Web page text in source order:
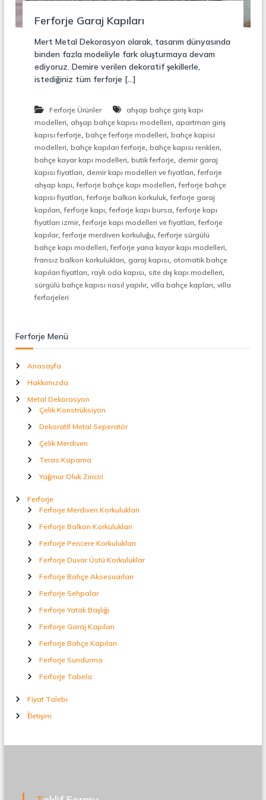
i
y
o
e
l
i
k
e
r
d
i
v
,
M
e
t
a
r
Ferforje Garaj Kapıları
Mert Metal Dekorasyon olarak, tasarım dünyasında
binden fazla modeliyle fark oluşturmaya devam
ediyoruz. Demire verilen dekoratif şekillerle,
istediğiniz tüm ferforje […]
Ferforje Ürünler
ahşap bahçe giriş kapı
modelleri, ahşap bahçe kapısı modelleri, apartman giriş
kapısı ferforje, bahçe ferforje modelleri, bahçe kapisi
modelleri, bahçe kapıları ferforje, bahçe kapısı renkleri,
bahçe kayar kapı modelleri, butik ferforje, demir garaj
kapısı fiyatları, demir kapı modelleri ve fiyatları,ferforje
ahşap kapı,ferforje bahçe kapı modelleri,ferforje bahçe
kapısı fiyatları,ferforje balkon korkuluk,ferforje garaj
kapıları,ferforje kapı,ferforje kapı bursa,ferforje kapı
fiyatları izmir,ferforje kapı modelleri ve fiyatları,ferforje
kapılar,ferforje merdiven korkuluğu,ferforje sürgülü
bahçe kapı modelleri,ferforje yana kayar kapı modelleri,
fransız balkon korkulukları, garaj kapısı, otomatik bahçe
kapıları fiyatları, raylı oda kapısı, site dış kapı modelleri,
sürgülü bahçe kapısı nasıl yapılır, villa bahçe kapları, villa
ferforjeleri
Ferforje Menü
Anasayfa
Hakkımızda
Metal Dekorasyon
Çelik Konstrüksiyon
Dekoratif Metal Seperatör
Çelik Merdiven
Teras Kapama
Yağmur Oluk Zinciri
Ferforje
Ferforje Merdiven Korkulukları
Ferforje Balkon Korkulukları
Ferforje Pencere Korkulukları
Ferforje Duvar Üstü Korkuluklar
Ferforje Bahçe Aksesuarları
Ferforje Sehpalar
Ferforje Yatak Başlığı
Ferforje Garaj Kapıları
Ferforje Bahçe Kapıları
Ferforje Sundurma
Ferforje Tabela
Fiyat Talebi
İletişim